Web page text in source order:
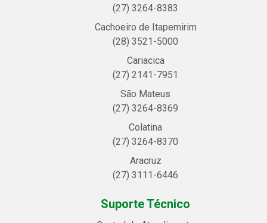
(27) 3264-8383
Cachoeiro de Itapemirim
(28) 3521-5000
Cariacica
(27) 2141-7951
São Mateus
(27) 3264-8369
Colatina
(27) 3264-8370
Aracruz
(27) 3111-6446
Suporte Técnico